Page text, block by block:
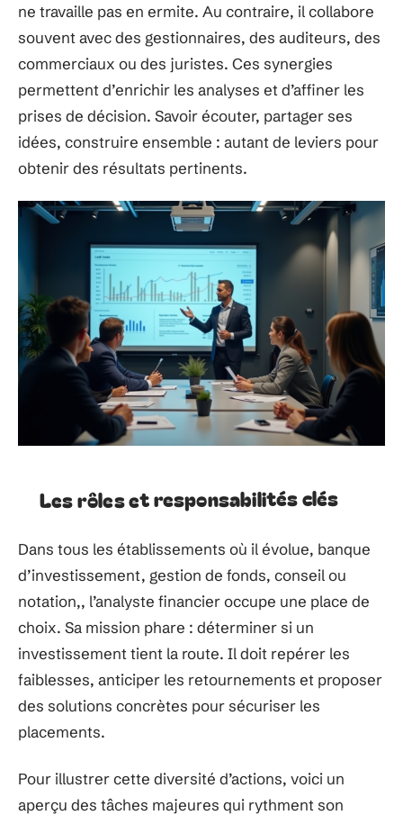
ne travaille pas en ermite. Au contraire, il collabore
souvent avec des gestionnaires, des auditeurs, des
commerciaux ou des juristes. Ces synergies
permettent d’enrichir les analyses et d’affiner les
prises de décision. Savoir écouter, partager ses
idées, construire ensemble : autant de leviers pour
obtenir des résultats pertinents.
Les rôles et responsabilités clés
Dans tous les établissements où il évolue, banque
d’investissement, gestion de fonds, conseil ou
notation,, l’analyste financier occupe une place de
choix. Sa mission phare : déterminer si un
investissement tient la route. Il doit repérer les
faiblesses, anticiper les retournements et proposer
des solutions concrètes pour sécuriser les
placements.
Pour illustrer cette diversité d’actions, voici un
aperçu des tâches majeures qui rythment son